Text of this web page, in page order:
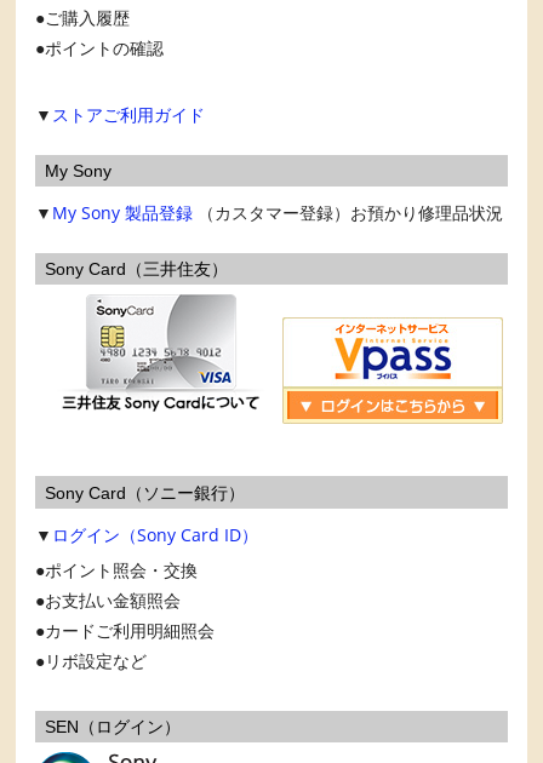
ご購入履歴
ポイントの確認
▼ ストアご利用ガイド
My Sony
▼ My Sony 製品登録 （カスタマー登録）お預かり修理品状況
Sony Card（三井住友）
Sony Card（ソニー銀行）
▼ ログイン（Sony Card ID）
ポイント照会・交換
お支払い金額照会
カードご利用明細照会
リボ設定など
SEN（ログイン）